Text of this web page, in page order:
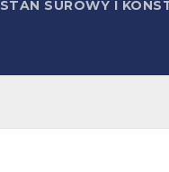
STAN SUROWY I